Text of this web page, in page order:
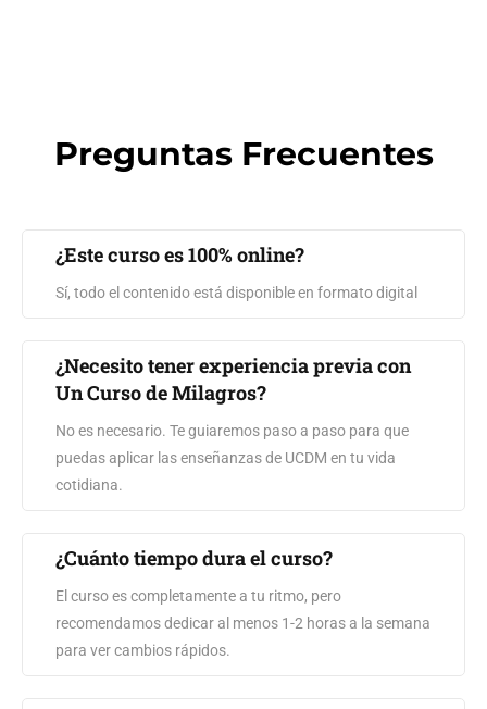
Preguntas Frecuentes
¿Este curso es 100% online?
Sí, todo el contenido está disponible en formato digital
¿Necesito tener experiencia previa con
Un Curso de Milagros?
No es necesario. Te guiaremos paso a paso para que
puedas aplicar las enseñanzas de UCDM en tu vida
cotidiana.
¿Cuánto tiempo dura el curso?
El curso es completamente a tu ritmo, pero
recomendamos dedicar al menos 1-2 horas a la semana
para ver cambios rápidos.